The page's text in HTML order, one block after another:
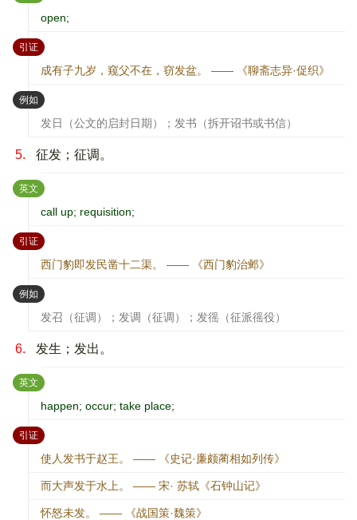
open;
引证：
成有子九岁，窥父不在，窃发盆。 —— 《聊斋志异·促织》
例如 ：
发日（公文的启封日期）；发书（拆开诏书或书信）
5. 征发；征调。
英文 ：
call up; requisition;
引证：
西门豹即发民凿十二渠。 —— 《西门豹治邺》
例如 ：
发召（征调）；发调（征调）；发徭（征派徭役）
6. 发生；发出。
英文 ：
happen; occur; take place;
引证：
使人发书于赵王。 —— 《史记·廉颇蔺相如列传》
而大声发于水上。 —— 宋· 苏轼《石钟山记》
怀怒未发。 —— 《战国策·魏策》